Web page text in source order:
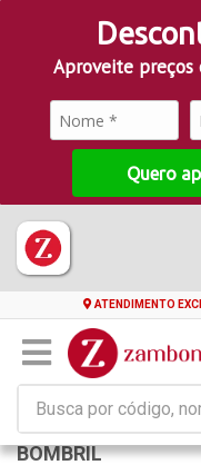
Aproveite
Quero
ATENDIMENTO
BOMBRIL